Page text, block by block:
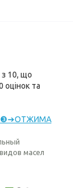
з 10, що
оцінок та
масел